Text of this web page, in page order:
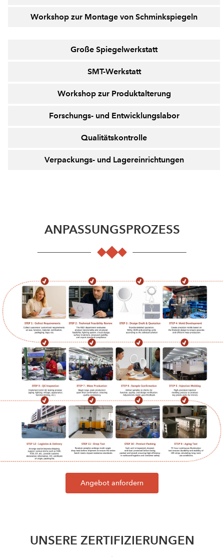
Workshop zur Montage von Schminkspiegeln
Große Spiegelwerkstatt
SMT-Werkstatt
Workshop zur Produktalterung
Forschungs- und Entwicklungslabor
Qualitätskontrolle
Verpackungs- und Lagereinrichtungen
ANPASSUNGSPROZESS
Angebot anfordern
UNSERE ZERTIFIZIERUNGEN